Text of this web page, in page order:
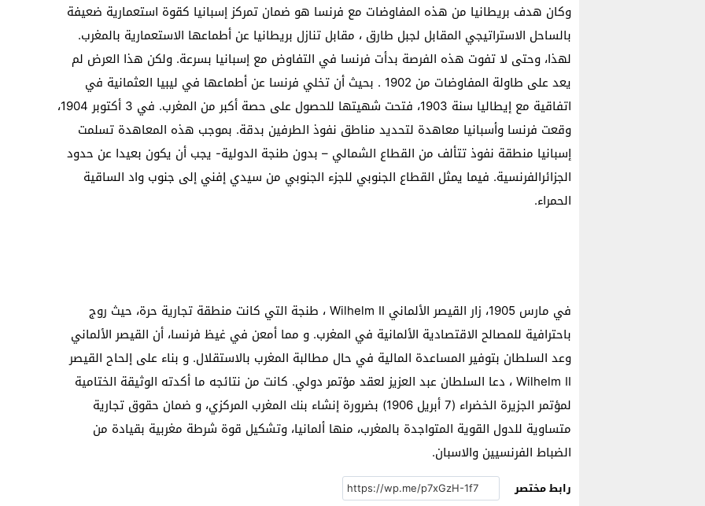
وكان هدف بريطانيا من هذه المفاوضات مع فرنسا هو ضمان تمركز إسبانيا كقوة استعمارية ضعيفة
بالساحل الاستراتيجي المقابل لجبل طارق ، مقابل تنازل بريطانيا عن أطماعها الاستعمارية بالمغرب.
لهذا، وحتى لا تفوت هذه الفرصة بدأت فرنسا في التفاوض مع إسبانيا بسرعة. ولكن هذا العرض لم
يعد على طاولة المفاوضات من 1902 . بحيث أن تخلي فرنسا عن أطماعها في ليبيا العثمانية في
اتفاقية مع إيطاليا سنة 1903، فتحت شهيتها للحصول على حصة أكبر من المغرب. في 3 أكتوبر 1904،
وقعت فرنسا وأسبانيا معاهدة لتحديد مناطق نفوذ الطرفين بدقة. بموجب هذه المعاهدة تسلمت
إسبانيا منطقة نفوذ تتألف من القطاع الشمالي – بدون طنجة الدولية- يجب أن يكون بعيدا عن حدود
الجزائرالفرنسية. فيما يمثل القطاع الجنوبي للجزء الجنوبي من سيدي إفني إلى جنوب واد الساقية
الحمراء.
في مارس 1905، زار القيصر الألماني Wilhelm II ، طنجة التي كانت منطقة تجارية حرة، حيث روج
باحترافية للمصالح الاقتصادية الألمانية في المغرب. و مما أمعن في غيظ فرنسا، أن القيصر الألماني
وعد السلطان بتوفير المساعدة المالية في حال مطالبة المغرب بالاستقلال. و بناء على إلحاح القيصر
Wilhelm II ، دعا السلطان عبد العزيز لعقد مؤتمر دولي. كانت من نتائجه ما أكدته الوثيقة الختامية
لمؤتمر الجزيرة الخضراء (7 أبريل 1906) بضرورة إنشاء بنك المغرب المركزي، و ضمان حقوق تجارية
متساوية للدول القوية المتواجدة بالمغرب، منها ألمانيا، وتشكيل قوة شرطة مغربية بقيادة من
الضباط الفرنسيين والاسبان.
رابط مختصر